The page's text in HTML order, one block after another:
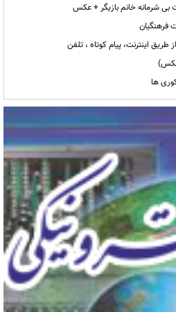
بی شرمانه خانم بازیگر + عکس
طریق اینترنت، پیام کوتاه ، تلفن
ها